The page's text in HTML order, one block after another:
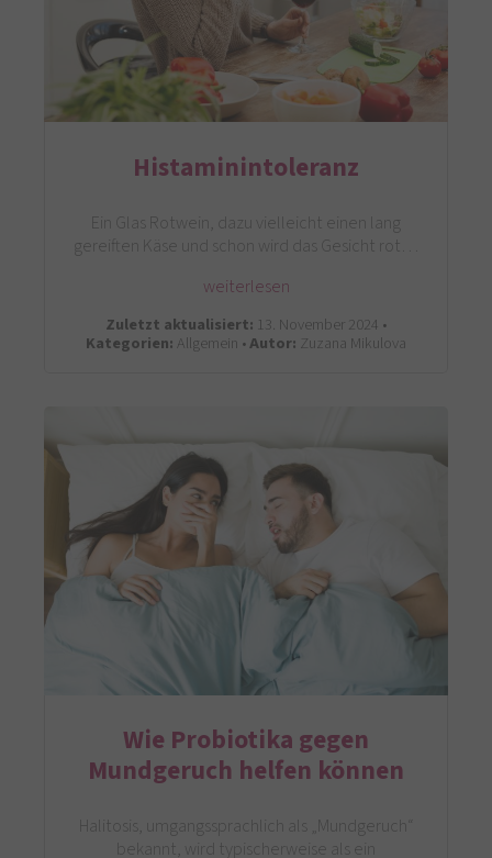
Histaminintoleranz
Ein Glas Rotwein, dazu vielleicht einen lang
gereiften Käse und schon wird das Gesicht rot…
weiterlesen
Zuletzt aktualisiert: 13. November 2024 •
Kategorien: Allgemein •Autor: Zuzana Mikulova
Wie Probiotika gegen
Mundgeruch helfen können
Halitosis, umgangssprachlich als „Mundgeruch“
bekannt, wird typischerweise als ein